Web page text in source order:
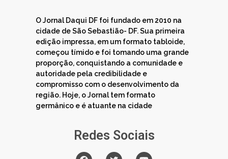
O Jornal Daqui DF foi fundado em 2010 na
cidade de São Sebastião- DF. Sua primeira
edição impressa, em um formato tabloide,
começou tímido e foi tomando uma grande
proporção, conquistando a comunidade e
autoridade pela credibilidade e
compromisso com o desenvolvimento da
região. Hoje, o Jornal tem formato
germânico e é atuante na cidade
Redes Sociais